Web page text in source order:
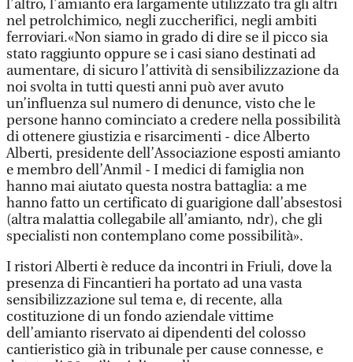
l’altro, l’amianto era largamente utilizzato tra gli altri
nel petrolchimico, negli zuccherifici, negli ambiti
ferroviari.«Non siamo in grado di dire se il picco sia
stato raggiunto oppure se i casi siano destinati ad
aumentare, di sicuro l’attività di sensibilizzazione da
noi svolta in tutti questi anni può aver avuto
un’influenza sul numero di denunce, visto che le
persone hanno cominciato a credere nella possibilità
di ottenere giustizia e risarcimenti - dice Alberto
Alberti, presidente dell’Associazione esposti amianto
e membro dell’Anmil - I medici di famiglia non
hanno mai aiutato questa nostra battaglia: a me
hanno fatto un certificato di guarigione dall’absestosi
(altra malattia collegabile all’amianto, ndr), che gli
specialisti non contemplano come possibilità».
I ristori Alberti è reduce da incontri in Friuli, dove la
presenza di Fincantieri ha portato ad una vasta
sensibilizzazione sul tema e, di recente, alla
costituzione di un fondo aziendale vittime
dell’amianto riservato ai dipendenti del colosso
cantieristico già in tribunale per cause connesse, e